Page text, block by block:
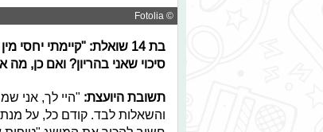
© Fotolia
בת 14 שואלת: "קיימתי
סיכוי שאני בהריון? ואם כן, מה
תשובת היועצת: "היי לך, אני
והשאלות לבד. קודם כל, על מנת